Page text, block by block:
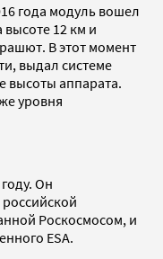
года модуль вошел
12 км и
В этот момент
выдал системе
высоты аппарата.
уровня
Он
Роскосмосом, и
ESA.